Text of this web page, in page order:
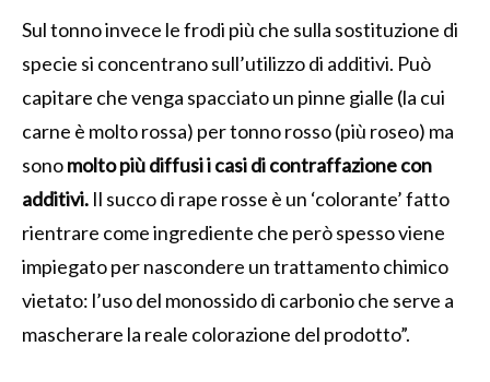
Sul tonno invece le frodi più che sulla sostituzione di
specie si concentrano sull’utilizzo di additivi. Può
capitare che venga spacciato un pinne gialle (la cui
carne è molto rossa) per tonno rosso (più roseo) ma
sonomolto più diffusi i casi di contraffazione con
additivi. Il succo di rape rosse è un ‘colorante’ fatto
rientrare come ingrediente che però spesso viene
impiegato per nascondere un trattamento chimico
vietato: l’uso del monossido di carbonio che serve a
mascherare la reale colorazione del prodotto”.